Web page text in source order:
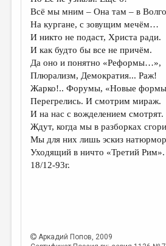
Всё мы мним – Она там – в
На кургане, с зовущим мечём…
И никто не подаст, Христа ради.
И как будто бы все не причём.
Да оно и понятно «Реформы…»,
Плюрализм, Демократия... Раж!
Жарко!.. Форумы, «Новые
Перегрелись. И смотрим мираж.
И на нас с вожделением смотрят.
Ждут, когда мы в разборках
Мы для них лишь эскиз
Уходящий в ничто «Третий Рим».
18/12-93г.
Аркадий Попов, 2009